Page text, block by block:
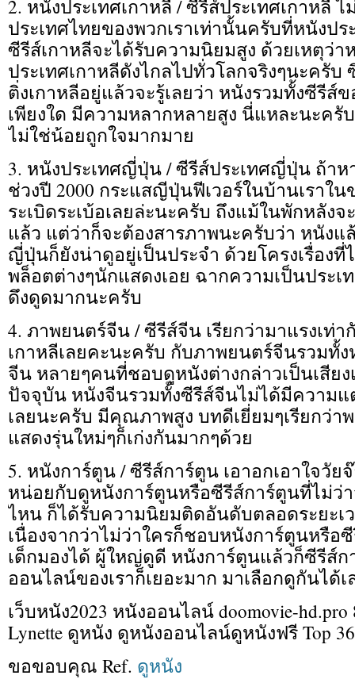
2. หนังประเทศเกาหลี / ซีรีส์ประเทศเกาหลี
ประเทศไทยของพวกเราเท่านั้นครับที่หนังปร
ซีรีส์เกาหลีจะได้รับความนิยมสูง ด้วยเหตุว่า
ประเทศเกาหลีดังไกลไปทั่วโลกจริงๆนะครั
ติ่งเกาหลีอยู่แล้วจะรู้เลยว่า หนังรวมทั้งซีรีส์
เพียงใด มีความหลากหลายสูง นี่แหละนะครั
ไม่ใช่น้อยถูกใจมากมาย
3. หนังประเทศญี่ปุ่น / ซีรีส์ประเทศญี่ปุ่น ถ้า
ช่วงปี 2000 กระแสญีปุ่นฟีเวอร์ในบ้านเราใ
ระเบิดระเบ้อเลยล่ะนะครับ ถึงแม้ในพักหลังจ
แล้ว แต่ว่าก็จะต้องสารภาพนะครับว่า หนังแ
ญี่ปุ่นก็ยังน่าดูอยู่เป็นประจำ ด้วยโครงเรื่องที่
พล็อตต่างๆนักแสดงเอย ฉากความเป็นประ
ดึงดูดมากนะครับ
4. ภาพยนตร์จีน / ซีรีส์จีน เรียกว่ามาแรงเท่า
เกาหลีเลยคะนะครับ กับภาพยนตร์จีนรวมทั้
จีน หลายๆคนที่ชอบดูหนังต่างกล่าวเป็นเสียง
ปัจจุบัน หนังจีนรวมทั้งซีรีส์จีนไม่ได้มีความแ
เลยนะครับ มีคุณภาพสูง บทดีเยี่ยมๆเรียกว่
แสดงรุ่นใหม่ๆก็เก่งกันมากๆด้วย
5. หนังการ์ตูน / ซีรีส์การ์ตูน เอาอกเอาใจวั
หน่อยกับดูหนังการ์ตูนหรือซีรีส์การ์ตูนที่ไม่ว่
ไหน ก็ได้รับความนิยมติดอันดับตลอดระยะ
เนื่องจากว่าไม่ว่าใครก็ชอบหนังการ์ตูนหรื
เด็กมองได้ ผู้ใหญ่ดูดี หนังการ์ตูนแล้วก็ซีรีส์
ออนไลน์ของเราก็เยอะมาก มาเลือกดูกันได้
เว็บหนัง2023 หนังออนไลน์ doomovie-hd.pro
Lynette ดูหนัง ดูหนังออนไลน์ดูหนังฟรี Top 36
ขอขอบคุณ Ref. ดูหนัง